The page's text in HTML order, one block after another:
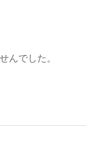
んでした。